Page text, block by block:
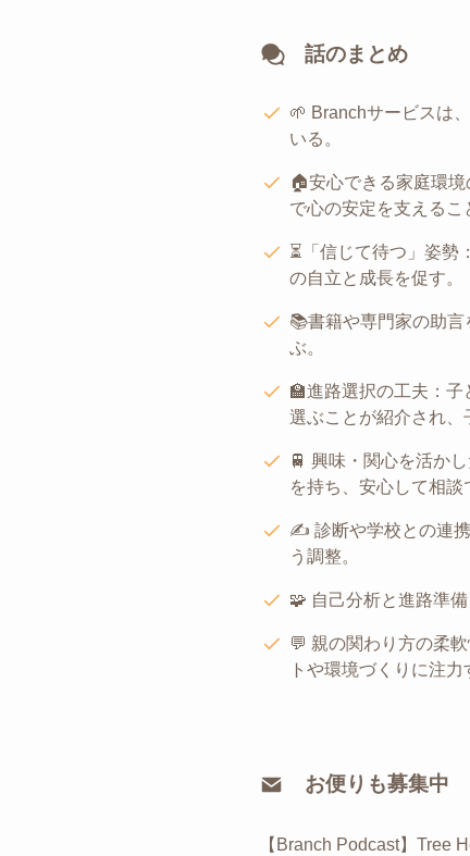
話のまとめ
🌱 Branchサービスは
いる。
🏠安心できる家庭環
で心の安定を支えるこ
⏳「信じて待つ」姿
の自立と成長を促す。
📚書籍や専門家の助
ぶ。
🏫進路選択の工夫：
選ぶことが紹介され、
🚆 興味・関心を活か
を持ち、安心して相談
✍️ 診断や学校との連携
う調整。
🧩 自己分析と進路準
💬 親の関わり方の柔
トや環境づくりに注力
お便りも募集中
【Branch Podcast】Tree